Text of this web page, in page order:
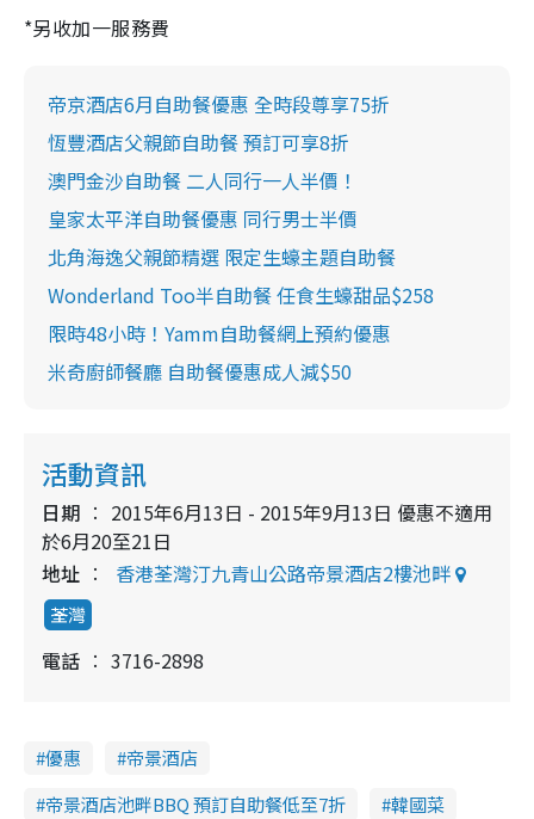
*另收加一服務費
帝京酒店6月自助餐優惠 全時段尊享75折
恆豐酒店父親節自助餐 預訂可享8折
澳門金沙自助餐 二人同行一人半價！
皇家太平洋自助餐優惠 同行男士半價
北角海逸父親節精選 限定生蠔主題自助餐
Wonderland Too半自助餐 任食生蠔甜品$258
限時48小時！Yamm自助餐網上預約優惠
米奇廚師餐廳 自助餐優惠成人減$50
活動資訊
日期
2015年6月13日 - 2015年9月13日 優惠不適用
於6月20至21日
地址
香港荃灣汀九青山公路帝景酒店2樓池畔
荃灣
電話 3716-2898
優惠
帝景酒店
帝景酒店池畔BBQ 預訂自助餐低至7折
韓國菜